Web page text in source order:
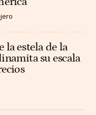
la estela de la
su escala